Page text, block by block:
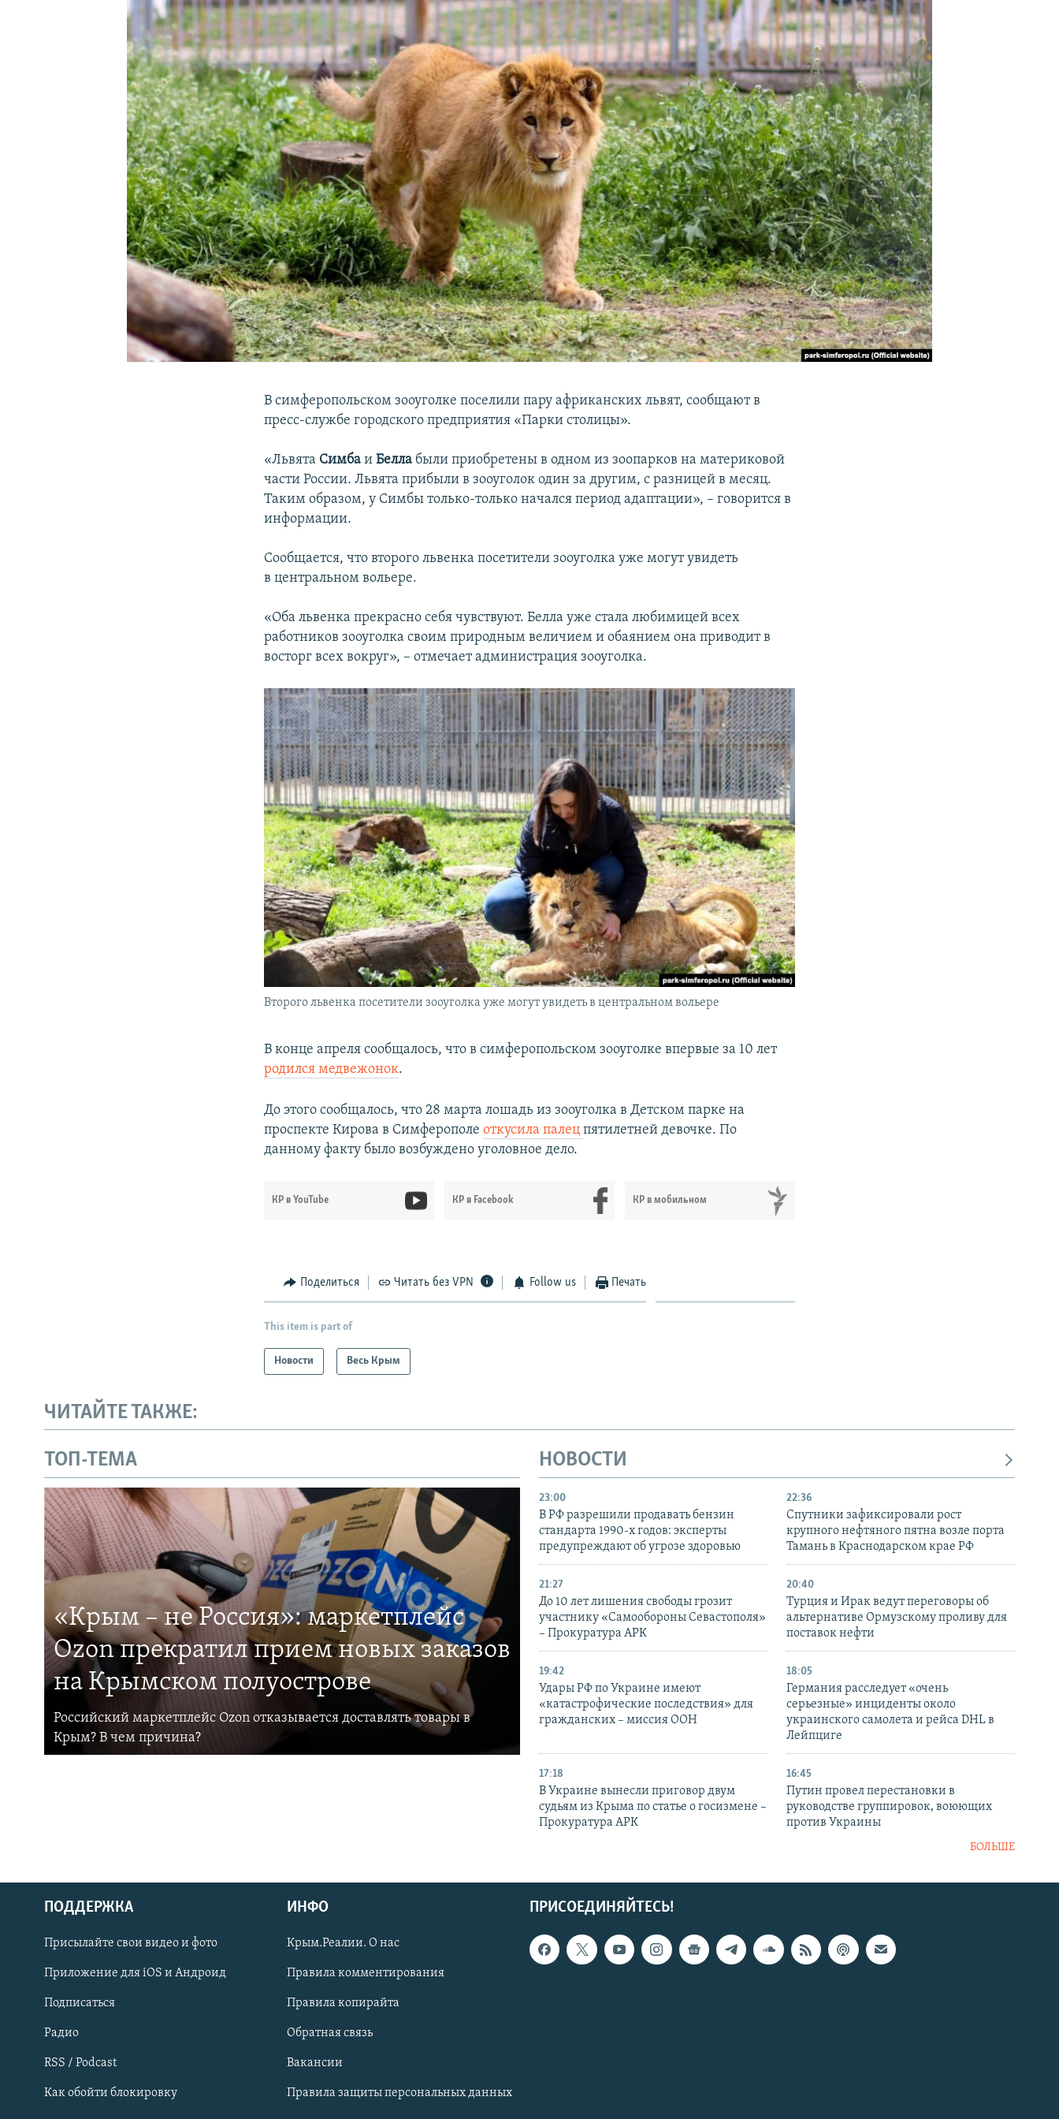
УКРАИНСКАЯ ПРОБЛЕМА КРЫМА
Українською
Qırımtatar
ПРИСОЕДИНЯЙТЕСЬ!
В симферопольском зооуголке поселили пару африканских львят, сообщают в
пресс-службе городского предприятия «Парки столицы».
«Львята Симбаи Белла были приобретены в одном из зоопарков на материковой
части России. Львята прибыли в зооуголок один за другим, с разницей в месяц.
Таким образом, у Симбы только-только начался период адаптации», – говорится в
информации.
Сообщается, что второго львенка посетители зооуголка уже могут увидеть
в центральном вольере.
«Оба львенка прекрасно себя чувствуют. Белла уже стала любимицей всех
работников зооуголка своим природным величием и обаянием она приводит в
восторг всех вокруг», – отмечает администрация зооуголка.
Второго львенка посетители зооуголка уже могут увидеть в центральном вольере
В конце апреля сообщалось, что в симферопольском зооуголке впервые за 10 лет
родился медвежонок.
До этого сообщалось, что 28 марта лошадь из зооуголка в Детском парке на
проспекте Кирова в Симферополеоткусила палецпятилетней девочке. По
данному факту было возбуждено уголовное дело.
КР в YouTube КР в Facebook КР в мобильном
Поделиться Читать без VPN Follow us Печать
This item is part of
Новости Весь Крым
ЧИТАЙТЕ ТАКЖЕ:
ТОП-ТЕМА
«Крым – не Россия»: маркетплейс
Ozon прекратил прием новых заказов
на Крымском полуострове
Российский маркетплейс Ozon отказывается доставлять товары в
Крым? В чем причина?
НОВОСТИ
23:00
В РФ разрешили продавать бензин
стандарта 1990-х годов: эксперты
предупреждают об угрозе здоровью
22:36
Спутники зафиксировали рост
крупного нефтяного пятна возле порта
Тамань в Краснодарском крае РФ
21:27
До 10 лет лишения свободы грозит
участнику «Самообороны Севастополя»
– Прокуратура АРК
20:40
Турция и Ирак ведут переговоры об
альтернативе Ормузскому проливу для
поставок нефти
19:42
Удары РФ по Украине имеют
«катастрофические последствия» для
гражданских – миссия ООН
18:05
Германия расследует «очень
серьезные» инциденты около
украинского самолета и рейса DHL в
Лейпциге
17:18
В Украине вынесли приговор двум
судьям из Крыма по статье о госизмене –
Прокуратура АРК
16:45
Путин провел перестановки в
руководстве группировок, воюющих
против Украины
БОЛЬШЕ
ПРИСОЕДИНЯЙТЕСЬ!
ПОДДЕРЖКА
Присылайте свои видео и фото
Приложение для iOS и Андроид
Подписаться
Радио
RSS / Podcast
Как обойти блокировку
ИНФО
Крым.Реалии. О нас
Правила комментирования
Правила копирайта
Обратная связь
Вакансии
Правила защиты персональных данных